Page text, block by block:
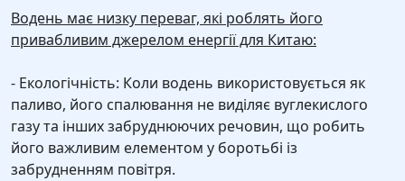
Водень має низку переваг, які роблять його
привабливим джерелом енергії для Китаю:
- Екологічність: Коли водень використовується як
паливо, його спалювання не виділяє вуглекислого
газу та інших забруднюючих речовин, що робить
його важливим елементом у боротьбі із
забрудненням повітря.